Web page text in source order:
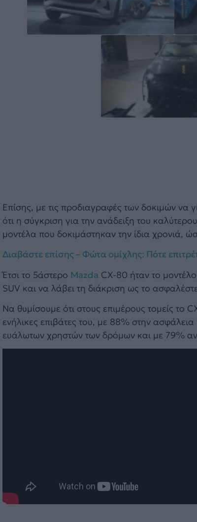
Επίσης, με τις προδιαγραφές των δοκιμών να
ότι η σύγκριση για την ανάδειξη του
μοντέλα που δοκιμάστηκαν την ίδια χρονιά,
Διαβάστε επίσης – Φώτα ομίχλης: Πότε
Έτσι το 5άστερο Mazda CX-80 ήταν το
SUV και να λάβει τη διάκριση ως το
Να θυμίσουμε ότι στους επιμέρους τομείς
ενήλικες επιβάτες του, με 88% στην
ευάλωτων χρηστών των δρόμων και με 79%